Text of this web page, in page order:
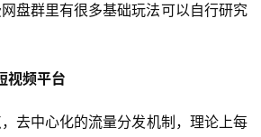
盘群里有很多基础玩法可以自行研究​
视频平台
去中心化的流量分发机制，理论上每